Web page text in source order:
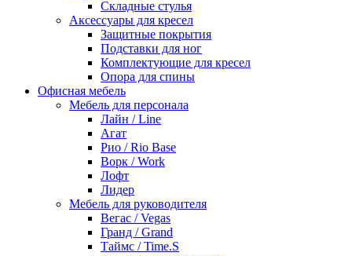
Складные стулья
Аксессуары для кресел
Защитные покрытия
Подставки для ног
Комплектующие для кресел
Опора для спины
Офисная мебель
Мебель для персонала
Лайн / Line
Агат
Рио / Rio Base
Ворк / Work
Лофт
Лидер
Мебель для руководителя
Вегас / Vegas
Гранд / Grand
Таймс / Time.S